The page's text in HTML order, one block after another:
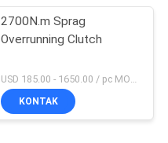
2700N.m Sprag
Overrunning Clutch
USD 185.00 - 1650.00 / pc MOQ:1 Pc
KONTAK